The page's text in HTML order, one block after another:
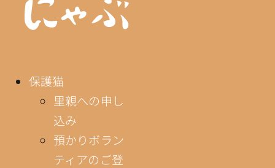
保護猫
里親への申し
込み
預かりボラン
ティアのご登